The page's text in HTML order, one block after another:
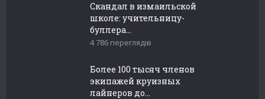
Скандал в измаильской
школе: учительницу-
буллера...
4 786 переглядів
Более 100 тысяч членов
экипажей круизных
лайнеров до...